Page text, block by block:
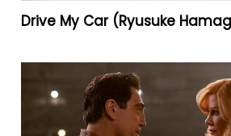
Drive My Car (Ryusuke